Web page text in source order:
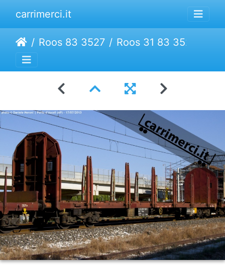
carrimerci.it
Roos 83 3527 Roos 31 83 3527 102-5 | Trenitalia Cargo